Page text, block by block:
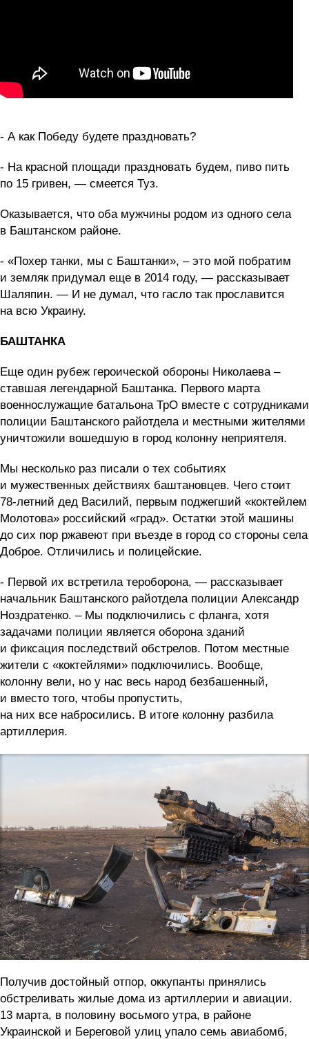
- А как Победу будете праздновать?
- На красной площади праздновать будем, пиво пить
по 15 гривен, — смеется Туз.
Оказывается, что оба мужчины родом из одного села
в Баштанском районе.
- «Похер танки, мы с Баштанки», – это мой побратим
и земляк придумал еще в 2014 году, — рассказывает
Шаляпин. — И не думал, что гасло так прославится
на всю Украину.
БАШТАНКА
Еще один рубеж героической обороны Николаева –
ставшая легендарной Баштанка. Первого марта
военнослужащие батальона ТрО вместе с сотрудниками
полиции Баштанского райотдела и местными жителями
уничтожили вошедшую в город колонну неприятеля.
Мы несколько раз писали о тех событиях
и мужественных действиях баштановцев. Чего стоит
78-летний дед Василий, первым поджегший «коктейлем
Молотова» российский «град». Остатки этой машины
до сих пор ржавеют при въезде в город со стороны села
Доброе. Отличились и полицейские.
- Первой их встретила тероборона, — рассказывает
начальник Баштанского райотдела полиции Александр
Ноздратенко. – Мы подключились с фланга, хотя
задачами полиции является оборона зданий
и фиксация последствий обстрелов. Потом местные
жители с «коктейлями» подключились. Вообще,
колонну вели, но у нас весь народ безбашенный,
и вместо того, чтобы пропустить,
на них все набросились. В итоге колонну разбила
артиллерия.
Получив достойный отпор, оккупанты принялись
обстреливать жилые дома из артиллерии и авиации.
13 марта, в половину восьмого утра, в районе
Украинской и Береговой улиц упало семь авиабомб,